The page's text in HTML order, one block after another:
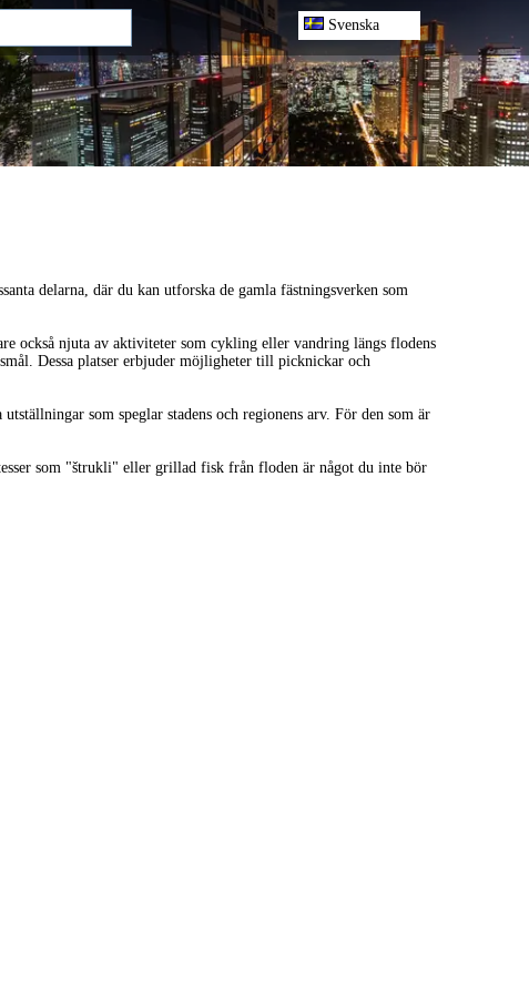
Svenska
delarna, där du kan utforska de gamla fästningsverken som
också njuta av aktiviteter som cykling eller vandring längs flodens
Dessa platser erbjuder möjligheter till picknickar och
som speglar stadens och regionens arv. För den som är
som "štrukli" eller grillad fisk från floden är något du inte bör